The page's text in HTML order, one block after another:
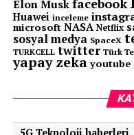
Bu karşılıklı gelişim,
dengeyi sürekli değişen
Dolayısıyla ülkeler ve
ve güçlendirmek
dinamik bir mücadele
Elon Muskfacebook
Huawei inceleme
microsoft NASA Netflix
sosyal medya SpaceX
TURKCELL twitter Türk
yapay zeka youtube